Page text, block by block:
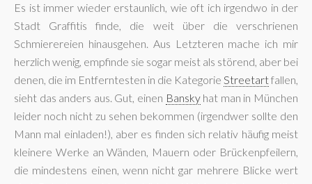
Es ist immer wieder erstaunlich, wie oft ich irgendwo in der
Stadt Graffitis finde, die weit über die verschrienen
Schmierereien hinausgehen. Aus Letzteren mache ich mir
herzlich wenig, empfinde sie sogar meist als störend, aber bei
denen, die im Entferntesten in die Kategorie Streetartfallen,
sieht das anders aus. Gut, einen Banskyhat man in München
leider noch nicht zu sehen bekommen (irgendwer sollte den
Mann mal einladen!), aber es finden sich relativ häufig meist
kleinere Werke an Wänden, Mauern oder Brückenpfeilern,
die mindestens einen, wenn nicht gar mehrere Blicke wert